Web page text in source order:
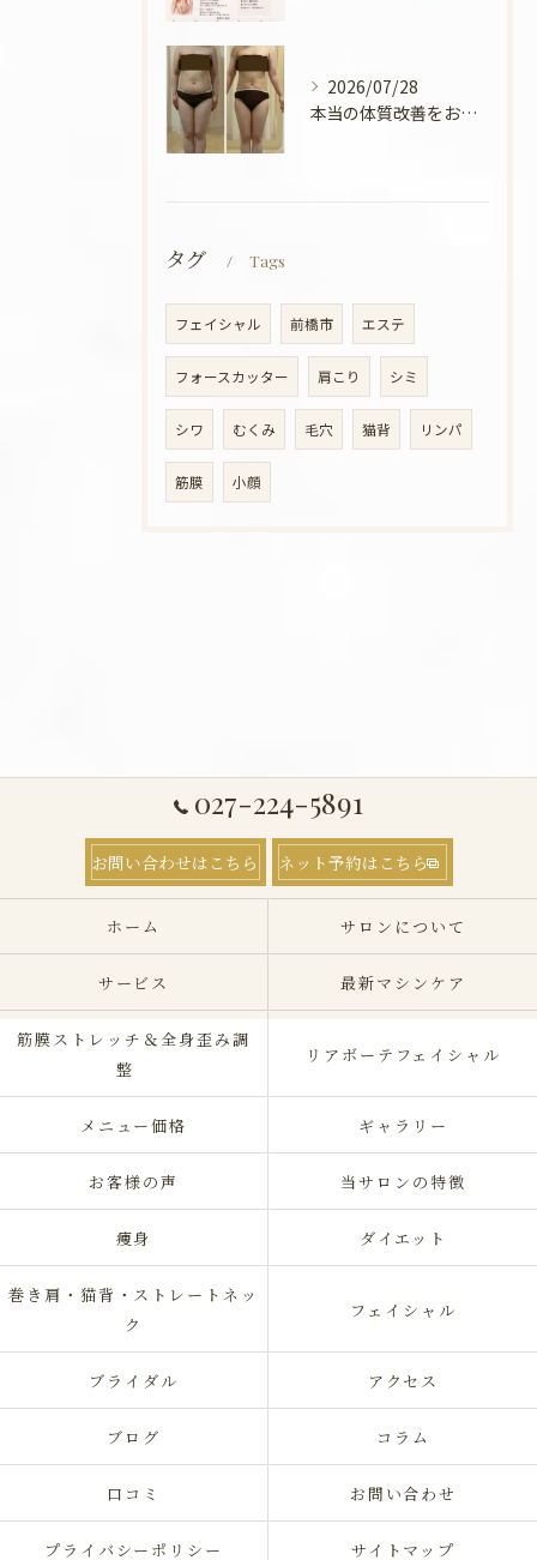
2026/07/28
本当の体質改善をお手伝い✨
タグ Tags
フェイシャル 前橋市 エステ
フォースカッター 肩こり シミ
シワ むくみ 毛穴 猫背 リンパ
筋膜 小顔
027-224-5891
お問い合わせはこちら ネット予約はこちら
ホーム サロンについて
サービス 最新マシンケア
筋膜ストレッチ＆全身歪み調
整
リアボーテフェイシャル
メニュー価格 ギャラリー
お客様の声 当サロンの特徴
痩身 ダイエット
巻き肩・猫背・ストレートネッ
ク
フェイシャル
ブライダル アクセス
ブログ コラム
口コミ お問い合わせ
プライバシーポリシー サイトマップ